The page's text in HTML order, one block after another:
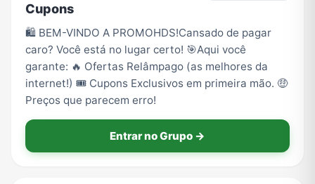
Vídeos
Cupons
🛍️ BEM-VINDO A PROMOHDS! ​Cansado de pagar
caro? Você está no lugar certo! 🎯 ​Aqui você
garante: 🔥 Ofertas Relâmpago (as melhores da
internet!) 🎟️ Cupons Exclusivos em primeira mão. 🤑
Preços que parecem erro!
Entrar no Grupo →